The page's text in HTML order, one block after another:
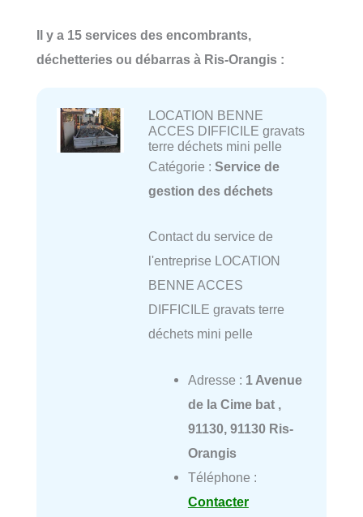
Il y a 15 services des encombrants,
déchetteries ou débarras à Ris-Orangis :
LOCATION BENNE
ACCES DIFFICILE gravats
terre déchets mini pelle
Catégorie : Service de
gestion des déchets
Contact du service de
l'entreprise LOCATION
BENNE ACCES
DIFFICILE gravats terre
déchets mini pelle
Adresse : 1 Avenue
de la Cime bat ,
91130, 91130 Ris-
Orangis
Téléphone :
Contacter